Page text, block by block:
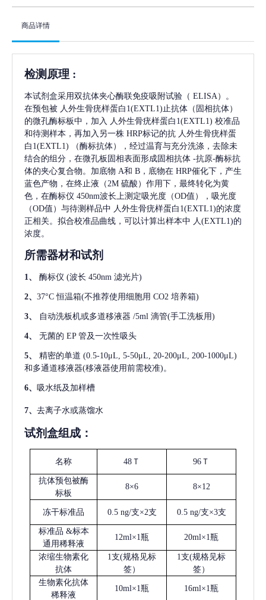
商品详情
检测原理 :
本试剂盒采用双抗体夹心酶联免疫吸附试验（ ELISA）。
在预包被 人外生骨疣样蛋白1(EXTL1) 止抗体（固相抗体）
的微孔酶标板中，加入
人外生骨疣样蛋白1(EXTL1) 校准品
和待测样本，再加入另一株 HRP标记的抗 人外生骨疣样蛋
白1(EXTL1)
（酶标抗体），经过温育与充分洗涤，去除未
结合的组分，在微孔板固相表面形成固相抗体 -抗原-酶标抗
体的夹心复合物。加底物 A和 B，底物在 HRP催化下，产生
蓝色产物，在终止液（2M 硫酸）作用下，最终转化为黄
色，在酶标仪 450nm波长上测定吸光度（OD值），吸光度
（OD值）与待测样品中 人外生骨疣样蛋白1(EXTL1)的浓度
正相关。拟合校准品曲线，可以计算出样本中 人(EXTL1)的
浓度。
所需器材和试剂
1、 酶标仪 (波长 450nm 滤光片)
2、 37°C 恒温箱(不推荐使用细胞用 CO2 培养箱)
3、 自动洗板机或多道移液器 /5ml 滴管(手工洗板用)
4、 无菌的 EP 管及一次性吸头
5、 精密的单道 (0.5-10μL, 5-50μL, 20-200μL, 200-1000μL)
和多通道移液器(移液器使用前需校准)。
6、 吸水纸及加样槽
7、 去离子水或蒸馏水
试剂盒组成：
名称 48Ｔ 96Ｔ
抗体预包被酶
标板
8×6 8×12
冻干标准品 0.5 ng/支×2支 0.5 ng/支×3支
标准品 &标本
通用稀释液
12ml×1瓶 20ml×1瓶
浓缩生物素化
抗体
1支(规格见标
签）
1支(规格见标
签）
生物素化抗体
稀释液
10ml×1瓶 16ml×1瓶